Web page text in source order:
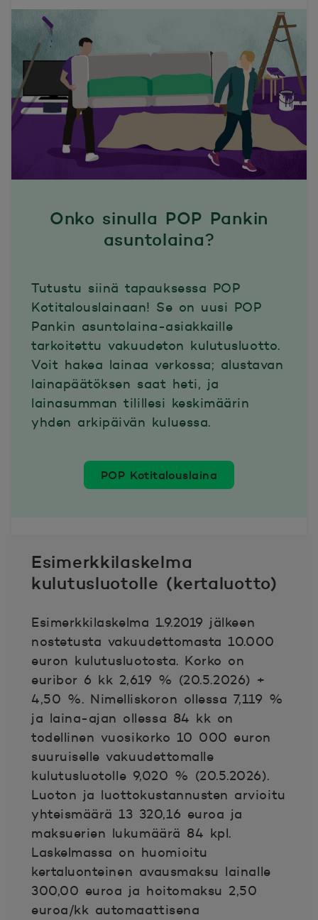
Onko sinulla POP Pankin
asuntolaina?
Tutustu siinä tapauksessa POP
Kotitalouslainaan! Se on uusi POP
Pankin asuntolaina-asiakkaille
tarkoitettu vakuudeton kulutusluotto.
Voit hakea lainaa verkossa; alustavan
lainapäätöksen saat heti, ja
lainasumman tilillesi keskimäärin
yhden arkipäivän kuluessa.
POP Kotitalouslaina
Esimerkkilaskelma
kulutusluotolle (kertaluotto)
Esimerkkilaskelma 1.9.2019 jälkeen
nostetusta vakuudettomasta 10.000
euron kulutusluotosta. Korko on
euribor 6 kk 2,619 % (20.5.2026) +
4,50 %. Nimelliskoron ollessa 7,119 %
ja laina-ajan ollessa 84 kk on
todellinen vuosikorko 10 000 euron
suuruiselle vakuudettomalle
kulutusluotolle 9,020 % (20.5.2026).
Luoton ja luottokustannusten arvioitu
yhteismäärä 13 320,16 euroa ja
maksuerien lukumäärä 84 kpl.
Laskelmassa on huomioitu
kertaluonteinen avausmaksu lainalle
300,00 euroa ja hoitomaksu 2,50
euroa/kk automaattisena